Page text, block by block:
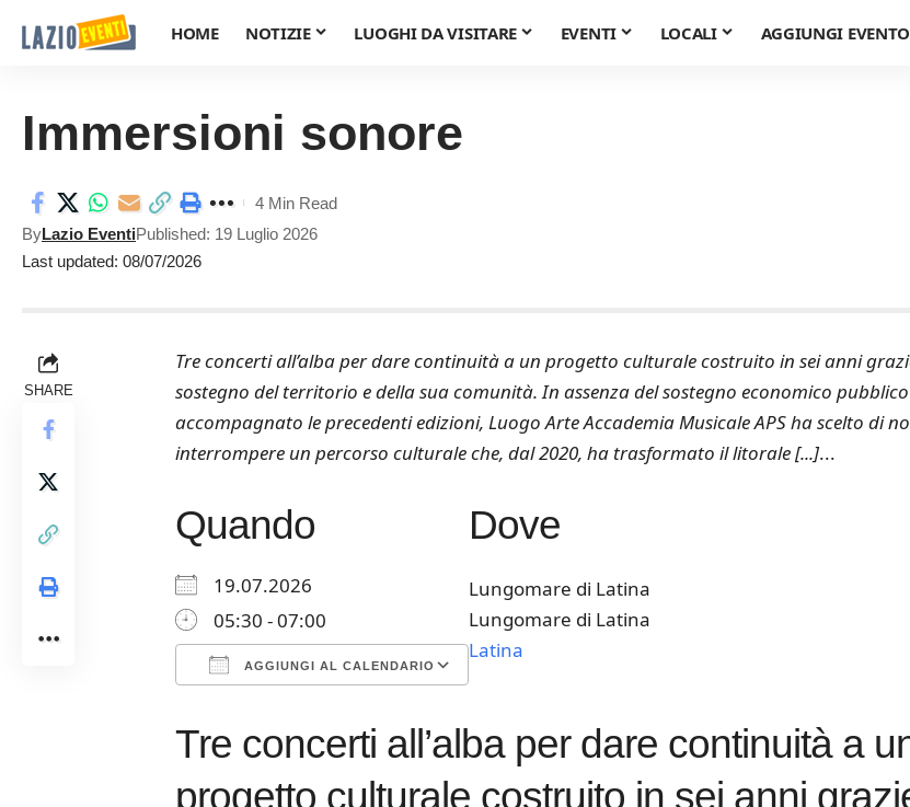
HOME NOTIZIE LUOGHI DA VISITARE EVENTI LOCALI AGGIUNGI EVENTO
Immersioni sonore
Last updated: 08/07/2026
ByLazio EventiPublished: 19 Luglio 2026
4 Min Read
SHARE
Tre concerti all’alba per dare continuità a un progetto culturale costruito in sei anni
sostegno del territorio e della sua comunità. In assenza del sostegno economico
accompagnato le precedenti edizioni, Luogo Arte Accademia Musicale APS ha scelto di
interrompere un percorso culturale che, dal 2020, ha trasformato il litorale [...]...
Quando
19.07.2026
05:30 - 07:00
AGGIUNGI AL CALENDARIO
Dove
Lungomare di Latina
Lungomare di Latina
Latina
Tre concerti all’alba per dare continuità a
progetto culturale costruito in sei anni